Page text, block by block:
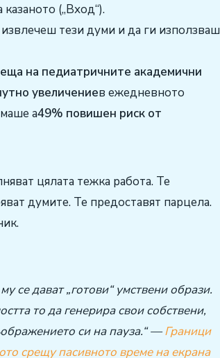
(„Вход“).
тези думи и да ги използваш
на педиатричните академични
увеличениев ежедневното
a49% повишен риск от
цялата тежка работа. Те
думите. Те предоставят парцела.
се дават „готови“ умствени образи.
то да генерира свои собствени,
си на пауза.“—Граници
срещу пасивното време на екрана